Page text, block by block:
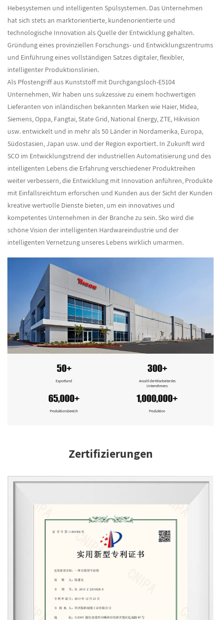
Hebesystemen und intelligenten Spülsystemen. Das Unternehmen
hat sich stets an marktorientierte, kundenorientierte und
technologische Innovation als Quelle der Entwicklung gehalten.
Gründung eines provinziellen Forschungs- und Entwicklungszentrums
und Einführung eines vollständigen Satzes digitaler, flexibler,
intelligenter Produktionslinien.
Als Pfostengriff aus Kunststoff mit Durchgangsloch-E5104
Unternehmen, Wir haben uns sukzessive zu einem hochwertigen
Lieferanten von inländischen bekannten Marken wie Haier, Midea,
Siemens, Oppa, Fangtai, State Grid, National Energy, ZTE, Hikvision
usw. entwickelt und in mehr als 50 Länder in Nordamerika, Europa,
Südostasien, Japan usw. und der Region exportiert. In Zukunft wird
SCO im Entwicklungstrend der industriellen Automatisierung und des
intelligenten Lebens die Erfahrung verschiedener Produktreihen
weiter verbessern, die Entwicklung mit Innovation anführen, Produkte
mit Einfallsreichtum erforschen und Kunden aus der Sicht der Kunden
kreative wertvolle Dienste bieten, um ein innovatives und
kompetentes Unternehmen in der Branche zu sein. Sko wird die
schöne Vision der intelligenten Hardwareindustrie und der
intelligenten Vernetzung unseres Lebens wirklich umarmen.
50+
Exportland
300+
Anzahl der Mitarbeiter des
Unternehmens
65,000+
Produktionsbereich
1,000,000+
Produktion
Zertifizierungen